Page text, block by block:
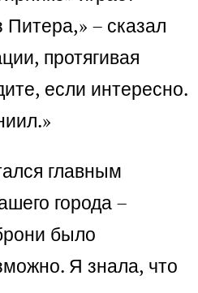
Питера,» – сказал
протягивая
если интересно.
главным
города –
было
Я знала, что